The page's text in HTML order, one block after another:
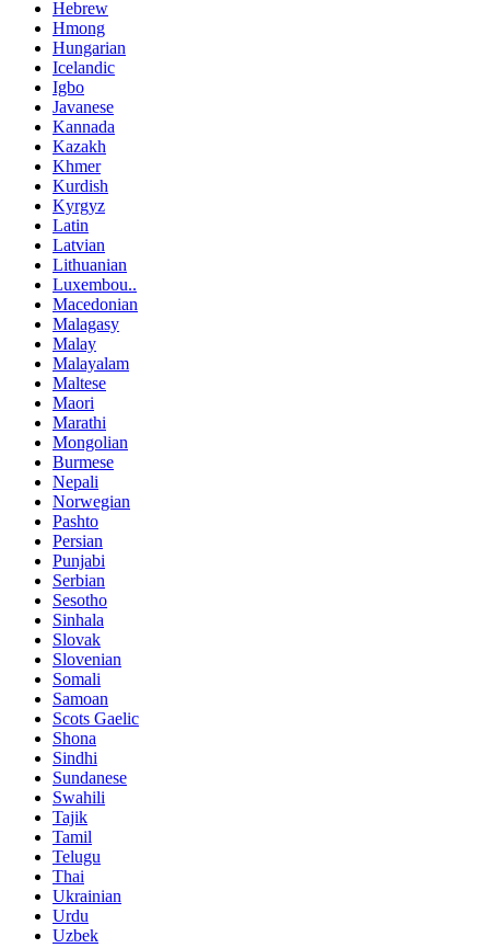
Hebrew
Hmong
Hungarian
Icelandic
Igbo
Javanese
Kannada
Kazakh
Khmer
Kurdish
Kyrgyz
Latin
Latvian
Lithuanian
Luxembou..
Macedonian
Malagasy
Malay
Malayalam
Maltese
Maori
Marathi
Mongolian
Burmese
Nepali
Norwegian
Pashto
Persian
Punjabi
Serbian
Sesotho
Sinhala
Slovak
Slovenian
Somali
Samoan
Scots Gaelic
Shona
Sindhi
Sundanese
Swahili
Tajik
Tamil
Telugu
Thai
Ukrainian
Urdu
Uzbek